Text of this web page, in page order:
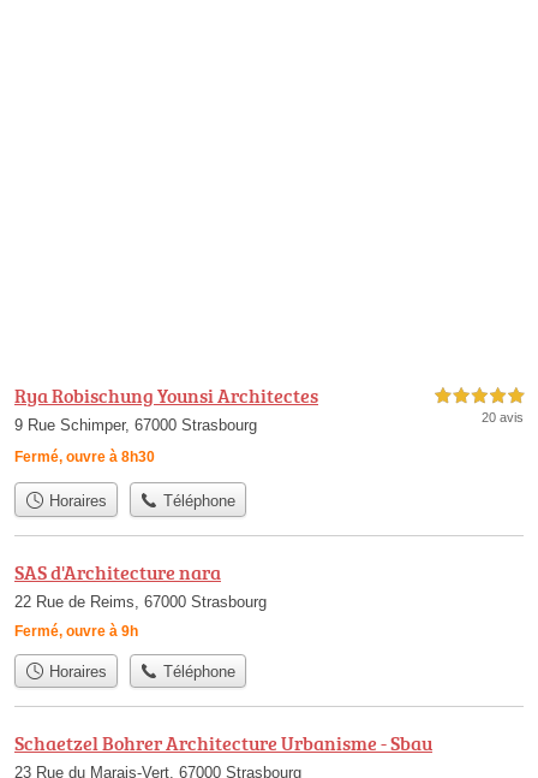
Rya Robischung Younsi Architectes
9 Rue Schimper, 67000 Strasbourg
Fermé, ouvre à 8h30
5,0 étoiles sur 5
20 avis
Horaires Téléphone
SAS d'Architecture nara
22 Rue de Reims, 67000 Strasbourg
Fermé, ouvre à 9h
Horaires Téléphone
Schaetzel Bohrer Architecture Urbanisme - Sbau
23 Rue du Marais-Vert, 67000 Strasbourg